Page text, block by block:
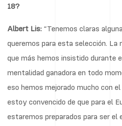
18?
Albert Lis: “Tenemos claras
queremos para esta selección.
que más hemos insistido durante
mentalidad ganadora en todo
eso hemos mejorado mucho con
estoy convencido de que para el
estaremos preparados para ser el